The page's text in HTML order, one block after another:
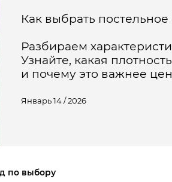
Январь 14 / 2026
Как выбрать
Разбираем
Узнайте, какая
и почему это важнее
по выбору